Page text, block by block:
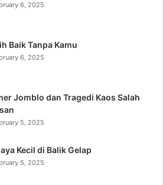
6, 2025
Baik Tanpa Kamu
6, 2025
Jomblo dan Tragedi Kaos Salah
5, 2025
Kecil di Balik Gelap
5, 2025